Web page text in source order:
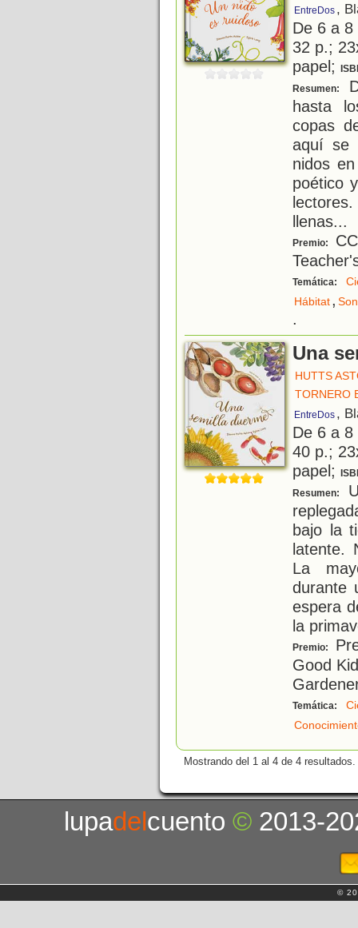
EntreDos ,
De 6 a
32 p.;
papel;
Resumen:
hasta
copas
aquí se
nidos
poético
llenas...
Premio:
Temática:
Hábitat,
.
Una
HUTTS
TORNERO
EntreDos ,
De 6 a
40 p.;
papel;
Resumen:
bajo la
latente.
La
durante
espera
la
Premio:
Good
Temática:
Mostrando del 1 al 4 de 4 resultados.
lupadelcuento© 2013-
©